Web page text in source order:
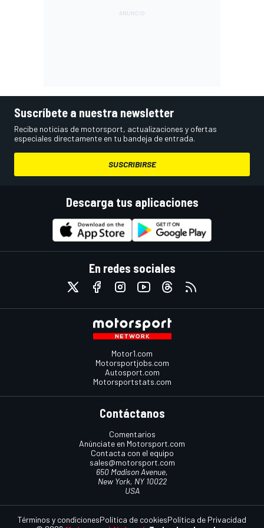
Suscríbete a nuestra newsletter
Recibe noticias de motorsport, actualizaciones y ofertas
especiales directamente en tu bandeja de entrada.
SUSCRIBIRSE
Descarga tus aplicaciones
En redes sociales
Motor1.com
Motorsportjobs.com
Autosport.com
Motorsportstats.com
Contáctanos
Comentarios
Anúnciate en Motorsport.com
Contacta con el equipo
sales@motorsport.com
650 Madison Avenue,
New York, NY 10022
USA
Términos y condicionesPolítica de cookiesPolítica de Privacidad